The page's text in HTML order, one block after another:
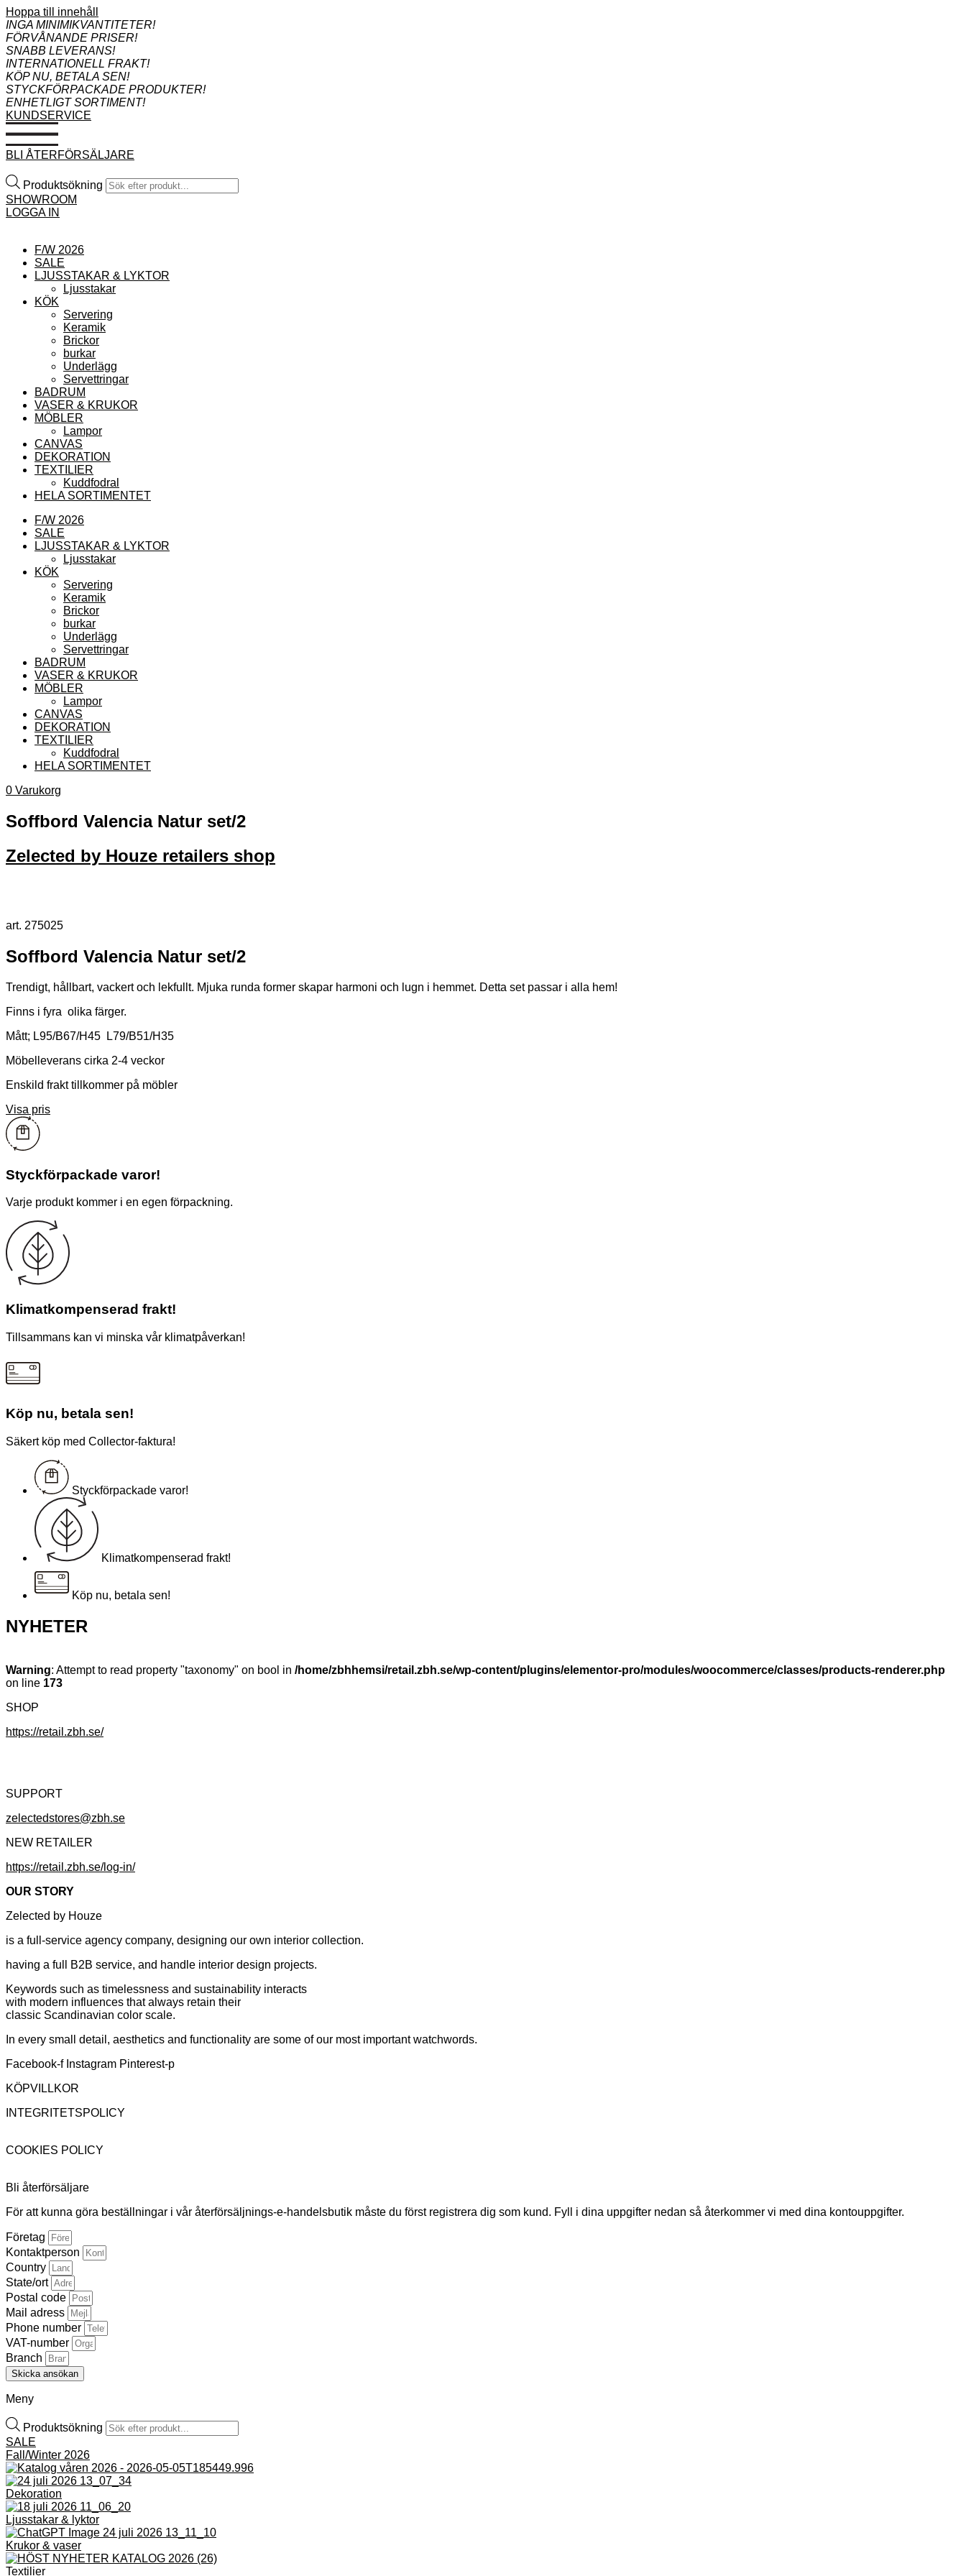
Hoppa till innehåll
INGA MINIMIKVANTITETER!
FÖRVÅNANDE PRISER!
SNABB LEVERANS!
INTERNATIONELL FRAKT!
KÖP NU, BETALA SEN!
STYCKFÖRPACKADE PRODUKTER!
ENHETLIGT SORTIMENT!
KUNDSERVICE
BLI ÅTERFÖRSÄLJARE
Produktsökning
SHOWROOM
LOGGA IN
F/W 2026
SALE
LJUSSTAKAR & LYKTOR
Ljusstakar
KÖK
Servering
Keramik
Brickor
burkar
Underlägg
Servettringar
BADRUM
VASER & KRUKOR
MÖBLER
Lampor
CANVAS
DEKORATION
TEXTILIER
Kuddfodral
HELA SORTIMENTET
F/W 2026
SALE
LJUSSTAKAR & LYKTOR
Ljusstakar
KÖK
Servering
Keramik
Brickor
burkar
Underlägg
Servettringar
BADRUM
VASER & KRUKOR
MÖBLER
Lampor
CANVAS
DEKORATION
TEXTILIER
Kuddfodral
HELA SORTIMENTET
0 Varukorg
Soffbord Valencia Natur set/2
Zelected by Houze retailers shop
art. 275025
Soffbord Valencia Natur set/2
Trendigt, hållbart, vackert och lekfullt. Mjuka runda former skapar harmoni och lugn i hemmet. Detta set passar i alla hem!
Finns i fyra olika färger.
Mått; L95/B67/H45 L79/B51/H35
Möbelleverans cirka 2-4 veckor
Enskild frakt tillkommer på möbler
Visa pris
Styckförpackade varor!
Varje produkt kommer i en egen förpackning.
Klimatkompenserad frakt!
Tillsammans kan vi minska vår klimatpåverkan!
Köp nu, betala sen!
Säkert köp med Collector-faktura!
Styckförpackade varor!
Klimatkompenserad frakt!
Köp nu, betala sen!
NYHETER
Warning: Attempt to read property "taxonomy" on bool in /home/zbhhemsi/retail.zbh.se/wp-content/plugins/elementor-pro/modules/woocommerce/classes/products-renderer.php
on line 173
SHOP
https://retail.zbh.se/
SUPPORT
zelectedstores@zbh.se
NEW RETAILER
https://retail.zbh.se/log-in/
OUR STORY
Zelected by Houze
is a full-service agency company, designing our own interior collection.
having a full B2B service, and handle interior design projects.
Keywords such as timelessness and sustainability interacts
with modern influences that always retain their
classic Scandinavian color scale.
In every small detail, aesthetics and functionality are some of our most important watchwords.
Facebook-f Instagram Pinterest-p
KÖPVILLKOR
INTEGRITETSPOLICY
COOKIES POLICY
Bli återförsäljare
För att kunna göra beställningar i vår återförsäljnings-e-handelsbutik måste du först registrera dig som kund. Fyll i dina uppgifter nedan så återkommer vi med dina kontouppgifter.
Företag
Kontaktperson
Country
State/ort
Postal code
Mail adress
Phone number
VAT-number
Branch
Skicka ansökan
Meny
Produktsökning
SALE
Fall/Winter 2026
Dekoration
Ljusstakar & lyktor
Krukor & vaser
Textilier